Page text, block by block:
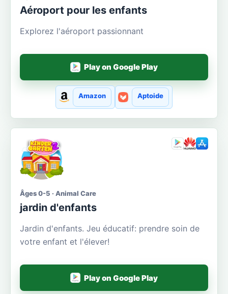
Aéroport pour les enfants
Explorez l'aéroport passionnant
Play on Google Play
Amazon Aptoide
Âges 0-5 · Animal Care
jardin d'enfants
Jardin d'enfants. Jeu éducatif: prendre soin de
votre enfant et l'élever!
Play on Google Play